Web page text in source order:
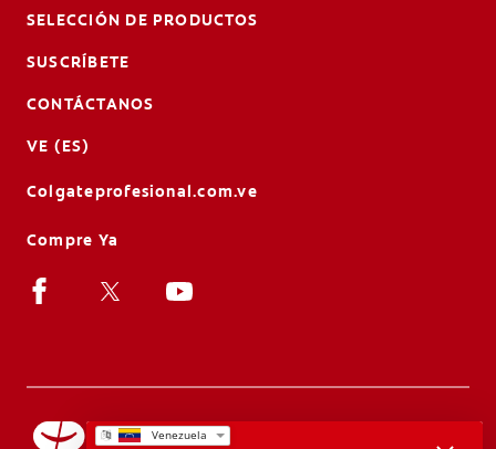
SELECCIÓN DE PRODUCTOS
SUSCRÍBETE
CONTÁCTANOS
VE (ES)
Colgateprofesional.com.ve
Compre Ya